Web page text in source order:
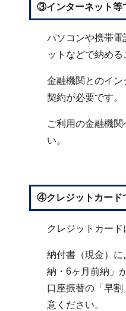
③インターネット等
パソコンや携帯
ットなどで納める
金融機関とのイ
契約が必要です。
ご利用の金融機
い。
④クレジットカード
クレジットカード
納付書（現金）
納・6ヶ月前納」
口座振替の「早
意ください。